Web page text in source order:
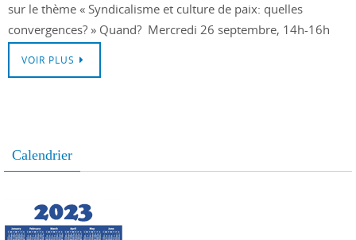
sur le thème « Syndicalisme et culture de paix: quelles
convergences? » Quand? Mercredi 26 septembre, 14h-16h
VOIR PLUS
Calendrier